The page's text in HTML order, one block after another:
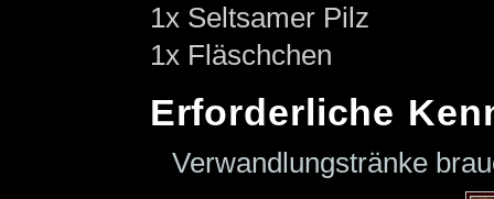
1x Seltsamer Pilz
1x Fläschchen
Erforderliche
Verwandlungstränke